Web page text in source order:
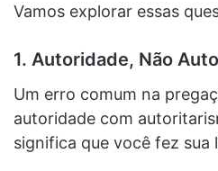
Vamos explorar essas
1. Autoridade, Não
Um erro comum na
autoridade com
significa que você fez sua